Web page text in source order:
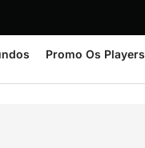
Promo Os Players